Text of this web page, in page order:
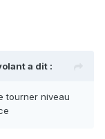
a dit :
tourner niveau